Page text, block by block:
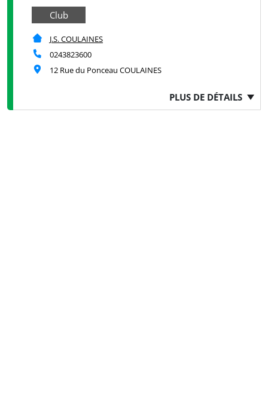
Club
J.S. COULAINES
0243823600
12 Rue du Ponceau COULAINES
PLUS DE DÉTAILS